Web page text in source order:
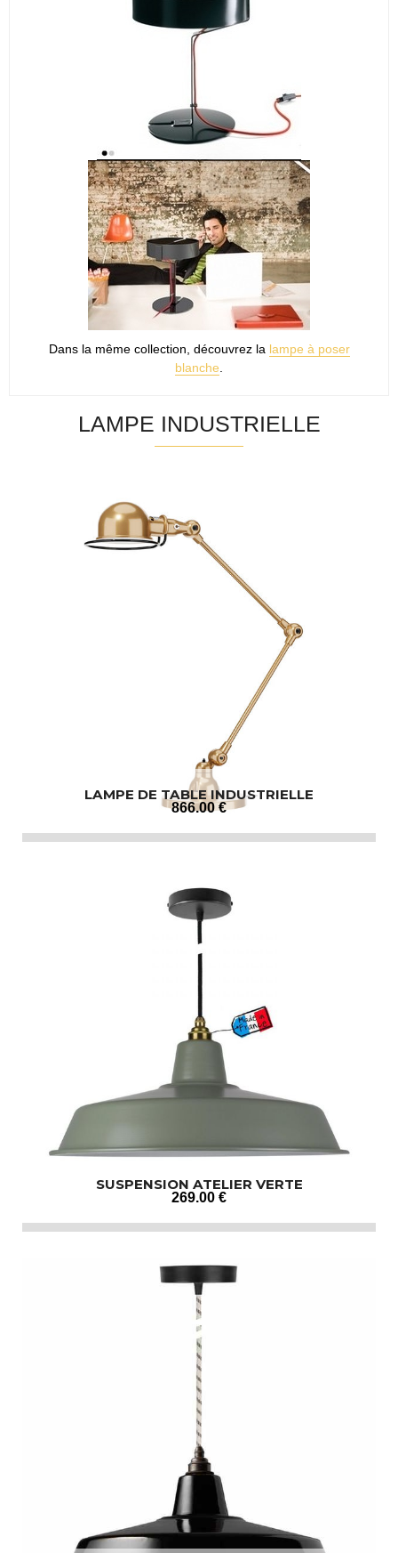
Dans la même collection, découvrez la lampe à poser
blanche
LAMPE INDUSTRIELLE
LAMPE DE TABLE INDUSTRIELLE
866.00 €
SUSPENSION ATELIER VERTE
269.00 €